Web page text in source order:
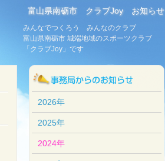
富山県南砺市 クラブJoy お知らせ
みんなでつくろう みんなのクラブ
富山県南砺市 城端地域のスポーツクラブ
「クラブJoy」です
2026年
2025年
2024年